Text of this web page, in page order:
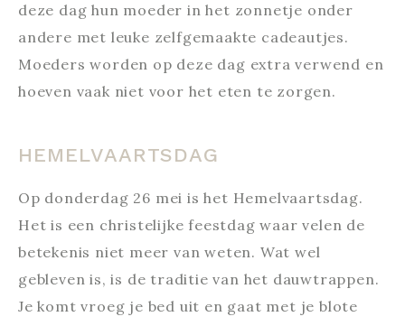
deze dag hun moeder in het zonnetje onder
andere met leuke zelfgemaakte cadeautjes.
Moeders worden op deze dag extra verwend en
hoeven vaak niet voor het eten te zorgen.
HEMELVAARTSDAG
Op donderdag 26 mei is het Hemelvaartsdag.
Het is een christelijke feestdag waar velen de
betekenis niet meer van weten. Wat wel
gebleven is, is de traditie van het dauwtrappen.
Je komt vroeg je bed uit en gaat met je blote